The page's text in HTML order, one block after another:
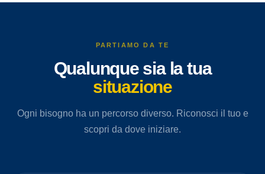
PARTIAMO DA TE
Qualunque sia la tua
situazione
Ogni bisogno ha un percorso diverso. Riconosci il tuo e
scopri da dove iniziare.